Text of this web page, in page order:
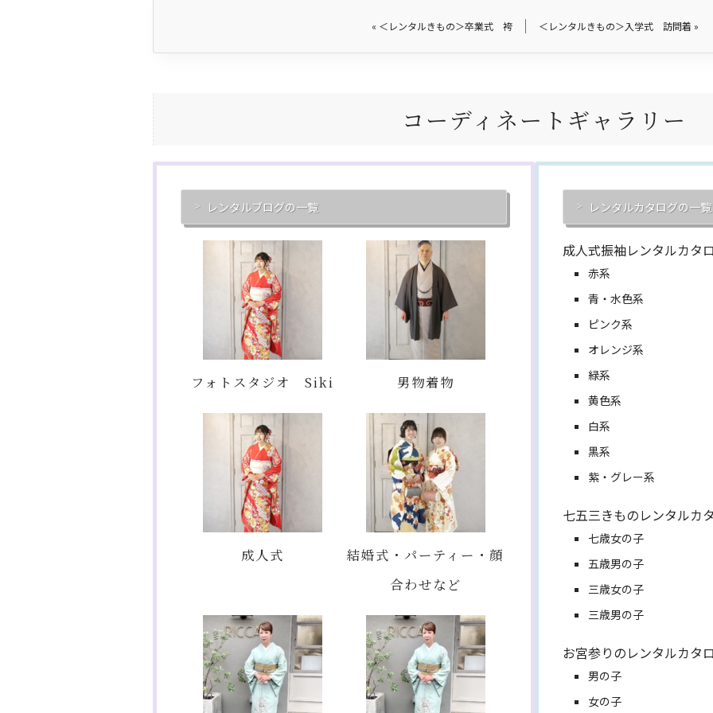
« ＜レンタルきもの＞卒業式 袴 ＜レンタルきもの＞入学式 訪問着 »
コーディネートギャラリー
レンタルブログの一覧
フォトスタジオ Siki 男物着物
成人式
結婚式・パーティー・顔
合わせなど
レンタルカタログの一覧
成人式振袖レンタルカタ
赤系
青・水色系
ピンク系
オレンジ系
緑系
黄色系
白系
黒系
紫・グレー系
七五三きものレンタルカ
七歳女の子
五歳男の子
三歳女の子
三歳男の子
お宮参りのレンタルカタ
男の子
女の子